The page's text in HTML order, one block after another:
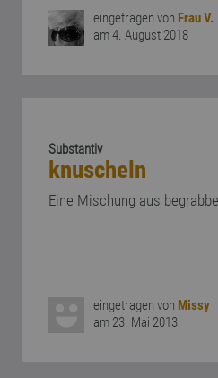
eingetragen von Frau V.
am 4. August 2018
Substantiv
knuscheln
Eine Mischung aus
eingetragen von Missy
am 23. Mai 2013